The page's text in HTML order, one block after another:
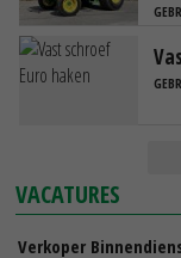
VACATURES
Verkoper